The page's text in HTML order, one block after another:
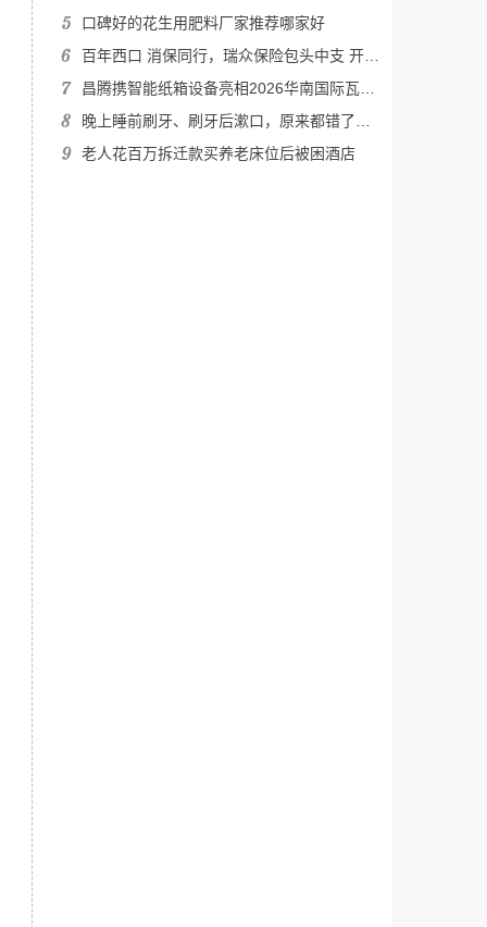
口碑好的花生用肥料厂家推荐哪家好
百年西口 消保同行，瑞众保险包头中支 开展5·15投资者保护宣传日 进街区宣教活动
昌腾携智能纸箱设备亮相2026华南国际瓦楞展-引领包装智能制造新方向
晚上睡前刷牙、刷牙后漱口，原来都错了？医生：很多人都在“无效刷牙”
老人花百万拆迁款买养老床位后被困酒店